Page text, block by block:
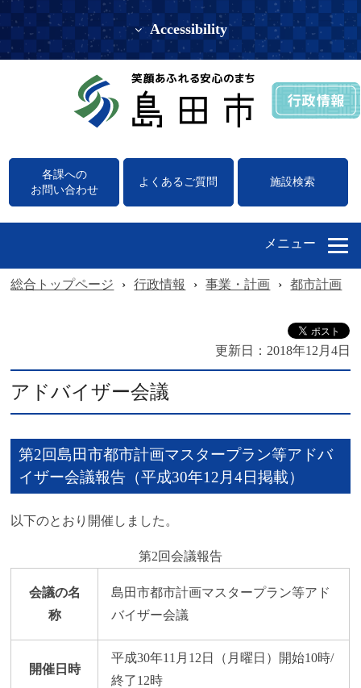
Accessibility
各課への
お問い合わせ
よくあるご質問 施設検索
メニュー
総合トップページ › 行政情報 › 事業・計画 › 都市計画
更新日： 2018年12月4日
アドバイザー会議
第2回島田市都市計画マスタープラン等アドバ
イザー会議報告（平成30年12月4日掲載）
以下のとおり開催しました。
第2回会議報告
会議の名
称
島田市都市計画マスタープラン等アド
バイザー会議
開催日時
平成30年11月12日（月曜日）開始10時/
終了12時